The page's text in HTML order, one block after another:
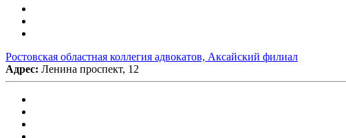
Ростовская областная коллегия адвокатов, Аксайский филиал
Адрес: Ленина проспект, 12